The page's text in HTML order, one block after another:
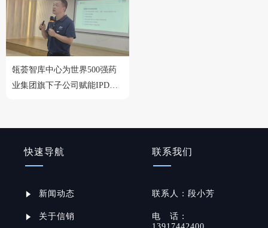
瓴荟智库中心为世界500强药
业集团旗下子公司赋能IPD流
快速导航
新闻动态
关于信销
联系我们
联系 人： 段小芳
电
话：